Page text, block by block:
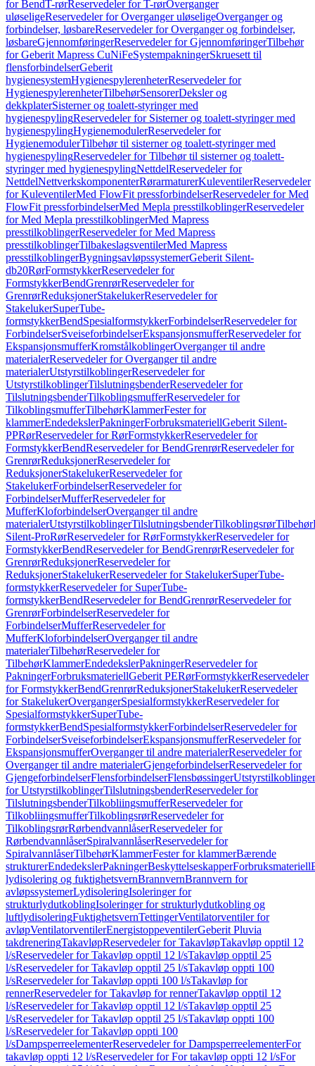
for BendT-rørReservedeler for T-rørOverganger
uløseligeReservedeler for Overganger uløseligeOverganger og
forbindelser, løsbareReservedeler for Overganger og forbindelser,
løsbareGjennomføringerReservedeler for GjennomføringerTilbehør
for Geberit Mapress CuNiFeSystempakningerSkruesett til
flensforbindelserGeberit
hygienesystemHygienespylerenheterReservedeler for
HygienespylerenheterTilbehørSensorerDeksler og
dekkplaterSisterner og toalett-styringer med
hygienespylingReservedeler for Sisterner og toalett-styringer med
hygienespylingHygienemodulerReservedeler for
HygienemodulerTilbehør til sisterner og toalett-styringer med
hygienespylingReservedeler for Tilbehør til sisterner og toalett-
styringer med hygienespylingNettdelReservedeler for
NettdelNettverkskomponenterRørarmaturerKuleventilerReservedeler
for KuleventilerMed FlowFit pressforbindelserReservedeler for Med
FlowFit pressforbindelserMed Mepla presstilkoblingerReservedeler
for Med Mepla presstilkoblingerMed Mapress
presstilkoblingerReservedeler for Med Mapress
presstilkoblingerTilbakeslagsventilerMed Mapress
presstilkoblingerBygningsavløpssystemerGeberit Silent-
db20RørFormstykkerReservedeler for
FormstykkerBendGrenrørReservedeler for
GrenrørReduksjonerStakelukerReservedeler for
StakelukerSuperTube-
formstykkerBendSpesialformstykkerForbindelserReservedeler for
ForbindelserSveiseforbindelserEkspansjonsmufferReservedeler for
EkspansjonsmufferKromstålkoblingerOverganger til andre
materialerReservedeler for Overganger til andre
materialerUtstyrstilkoblingerReservedeler for
UtstyrstilkoblingerTilslutningsbenderReservedeler for
TilslutningsbenderTilkoblingsmufferReservedeler for
TilkoblingsmufferTilbehørKlammerFester for
klammerEndedekslerPakningerForbruksmateriellGeberit Silent-
PPRørReservedeler for RørFormstykkerReservedeler for
FormstykkerBendReservedeler for BendGrenrørReservedeler for
GrenrørReduksjonerReservedeler for
ReduksjonerStakelukerReservedeler for
StakelukerForbindelserReservedeler for
ForbindelserMufferReservedeler for
MufferKloforbindelserOverganger til andre
materialerUtstyrstilkoblingerTilslutningsbenderTilkoblingsrørTilbehør
Silent-ProRørReservedeler for RørFormstykkerReservedeler for
FormstykkerBendReservedeler for BendGrenrørReservedeler for
GrenrørReduksjonerReservedeler for
ReduksjonerStakelukerReservedeler for StakelukerSuperTube-
formstykkerReservedeler for SuperTube-
formstykkerBendReservedeler for BendGrenrørReservedeler for
GrenrørForbindelserReservedeler for
ForbindelserMufferReservedeler for
MufferKloforbindelserOverganger til andre
materialerTilbehørReservedeler for
TilbehørKlammerEndedekslerPakningerReservedeler for
PakningerForbruksmateriellGeberit PERørFormstykkerReservedeler
for FormstykkerBendGrenrørReduksjonerStakelukerReservedeler
for StakelukerOvergangerSpesialformstykkerReservedeler for
SpesialformstykkerSuperTube-
formstykkerBendSpesialformstykkerForbindelserReservedeler for
ForbindelserSveiseforbindelserEkspansjonsmufferReservedeler for
EkspansjonsmufferOverganger til andre materialerReservedeler for
Overganger til andre materialerGjengeforbindelserReservedeler for
GjengeforbindelserFlensforbindelserFlensbøssingerUtstyrstilkoblinger
for UtstyrstilkoblingerTilslutningsbenderReservedeler for
TilslutningsbenderTilkobliingsmufferReservedeler for
TilkobliingsmufferTilkoblingsrørReservedeler for
TilkoblingsrørRørbendvannlåserReservedeler for
RørbendvannlåserSpiralvannlåserReservedeler for
SpiralvannlåserTilbehørKlammerFester for klammerBærende
strukturerEndedekslerPakningerBeskyttelseskapperForbruksmateriell
lydisolering og fuktighetsvernBrannvernBrannvern for
avløpssystemerLydisoleringIsoleringer for
strukturlydutkoblingIsoleringer for strukturlydutkobling og
luftlydisoleringFuktighetsvernTettingerVentilatorventiler for
avløpVentilatorventilerEnergistoppeventilerGeberit Pluvia
takdreneringTakavløpReservedeler for TakavløpTakavløp opptil 12
l/sReservedeler for Takavløp opptil 12 l/sTakavløp opptil 25
l/sReservedeler for Takavløp opptil 25 l/sTakavløp oppti 100
l/sReservedeler for Takavløp oppti 100 l/sTakavløp for
rennerReservedeler for Takavløp for rennerTakavløp opptil 12
l/sReservedeler for Takavløp opptil 12 l/sTakavløp opptil 25
l/sReservedeler for Takavløp opptil 25 l/sTakavløp oppti 100
l/sReservedeler for Takavløp oppti 100
l/sDampsperreelementerReservedeler for DampsperreelementerFor
takavløp oppti 12 l/sReservedeler for For takavløp oppti 12 l/sFor